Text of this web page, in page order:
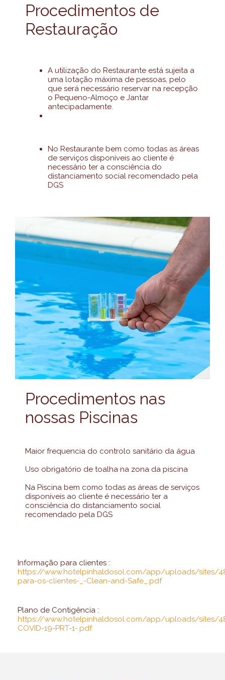
Procedimentos de
Restauração
A utilização do Restaurante está sujeita a
uma lotação máxima de pessoas, pelo
que será necessário reservar na recepção
o Pequeno-Almoço e Jantar
antecipadamente.
No Restaurante bem como todas as áreas
de serviços disponíveis ao cliente é
necessário ter a consciência do
distanciamento social recomendado pela
DGS
Procedimentos nas
nossas Piscinas
Maior frequencia do controlo sanitário da água
Uso obrigatório de toalha na zona da piscina
Na Piscina bem como todas as áreas de serviços
disponíveis ao cliente é necessário ter a
consciência do distanciamento social
recomendado pela DGS
Informação para clientes :
https://www.hotelpinhaldosol.com/app/uploads/sites/
para-os-clientes-_-Clean-and-Safe_.pdf
Plano de Contigência :
https://www.hotelpinhaldosol.com/app/uploads/sites/
COVID-19-PRT-1-.pdf